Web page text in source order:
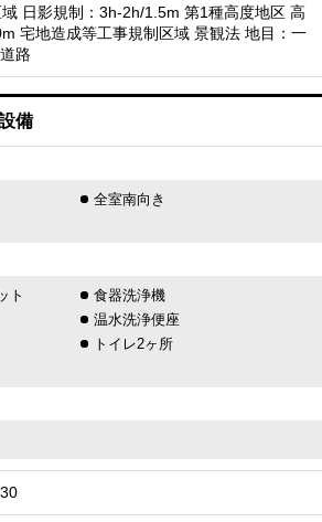
日影規制：3h-2h/1.5m 第1種高度地区 高
宅地造成等工事規制区域 景観法 地目：一
路
備
全室南向き
ト
食器洗浄機
温水洗浄便座
トイレ2ヶ所